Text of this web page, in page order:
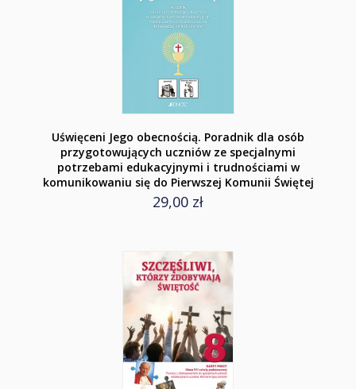
Uświęceni Jego obecnością. Poradnik dla osób
przygotowujących uczniów ze specjalnymi
potrzebami edukacyjnymi i trudnościami w
komunikowaniu się do Pierwszej Komunii Świętej
29,00 zł